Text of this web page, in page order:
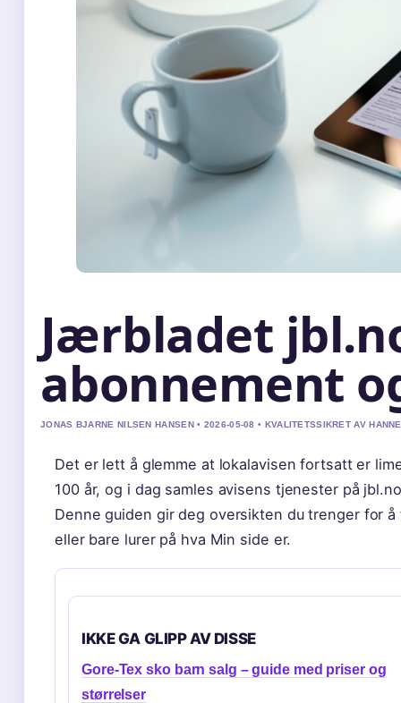
Jærbladet
abonnement
JONAS BJARNE NILSEN HANSEN • 2026-05-08 • KVALITETSSIKRET AV
Det er lett å glemme at lokalavisen fortsatt er
100 år, og i dag samles avisens tjenester på
Denne guiden gir deg oversikten du trenger for
eller bare lurer på hva Min side er.
IKKE GA GLIPP AV DISSE
Gore-Tex sko barn salg – guide med priser og
størrelser